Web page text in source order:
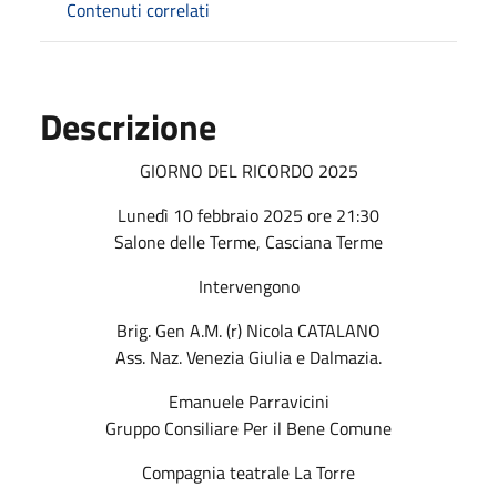
Contenuti correlati
Descrizione
GIORNO DEL RICORDO 2025
Lunedì 10 febbraio 2025 ore 21:30
Salone delle Terme, Casciana Terme
Intervengono
Brig. Gen A.M. (r) Nicola CATALANO
Ass. Naz. Venezia Giulia e Dalmazia.
Emanuele Parravicini
Gruppo Consiliare Per il Bene Comune
Compagnia teatrale La Torre